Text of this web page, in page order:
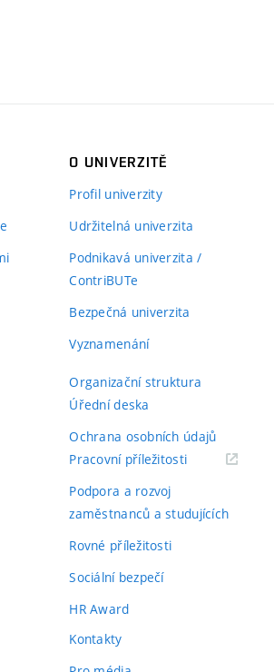
O UNIVERZITĚ
Profil univerzity
Udržitelná univerzita
Podnikavá univerzita /
ContriBUTe
Bezpečná univerzita
Vyznamenání
Organizační struktura
Úřední deska
Ochrana osobních údajů
Pracovní příležitosti(externí
Podpora a rozvoj
zaměstnanců a studujících
Rovné příležitosti
Sociální bezpečí
HR Award
Kontakty